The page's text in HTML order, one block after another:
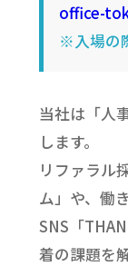
office-
※入場の
当社は「人
します。
リファラル
ム」や、働
SNS「
着の課題を